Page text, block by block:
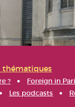
thématiques
? Foreign in
Les podcasts